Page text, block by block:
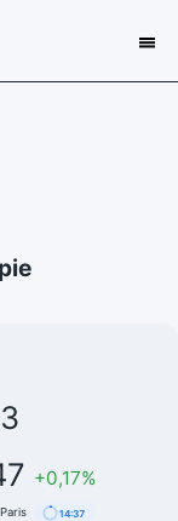
+0,17%
14:37